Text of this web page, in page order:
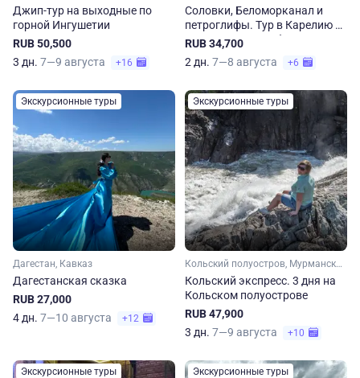
Джип-тур на выходные по
горной Ингушетии
RUB 50,500
3 дн. 7—9 августа +16
Соловки, Беломорканал и
петроглифы. Тур в Карелию и
Архангельскую область
RUB 34,700
2 дн. 7—8 августа +6
Экскурсионные туры
Дагестан, Кавказ
Дагестанская сказка
RUB 27,000
4 дн. 7—10 августа +12
Экскурсионные туры
Кольский полуостров, Мурманская область, Арктика
Кольский экспресс. 3 дня на
Кольском полуострове
RUB 47,900
3 дн. 7—9 августа +10
Экскурсионные туры
Экскурсионные туры